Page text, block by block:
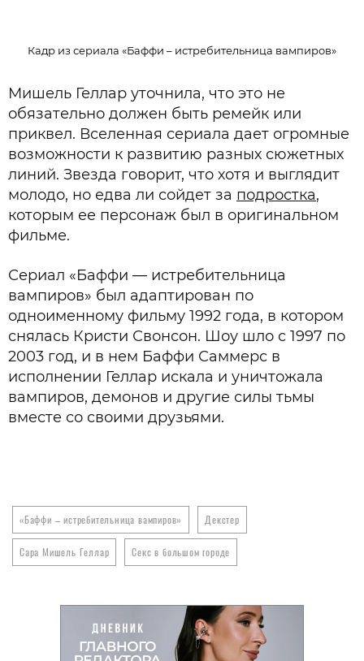
Кадр из сериала «Баффи – истребительница вампиров»
Мишель Геллар уточнила, что это не
обязательно должен быть ремейк или
приквел. Вселенная сериала дает огромные
возможности к развитию разных сюжетных
линий. Звезда говорит, что хотя и выглядит
молодо, но едва ли сойдет за подростка,
которым ее персонаж был в оригинальном
фильме.
Сериал «Баффи — истребительница
вампиров» был адаптирован по
одноименному фильму 1992 года, в котором
снялась Кристи Свонсон. Шоу шло с 1997 по
2003 год, и в нем Баффи Саммерс в
исполнении Геллар искала и уничтожала
вампиров, демонов и другие силы тьмы
вместе со своими друзьями.
«Баффи – истребительница вампиров» Декстер
Сара Мишель Геллар Секс в большом городе